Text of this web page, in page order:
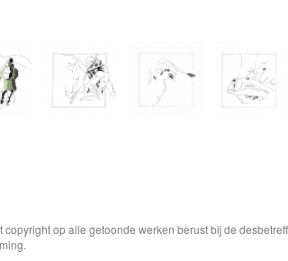
copyright op alle getoonde werken berust bij de